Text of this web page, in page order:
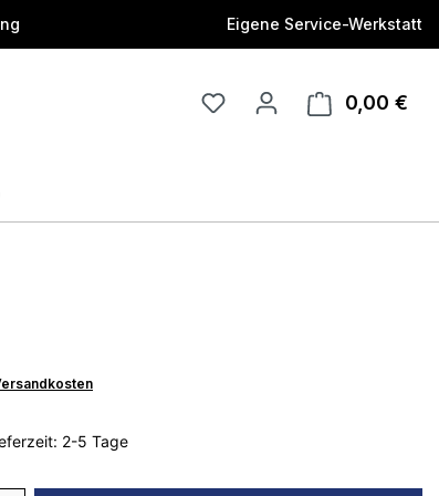
Eigene Service-Werkstatt
0,00 €
2-5 Tage